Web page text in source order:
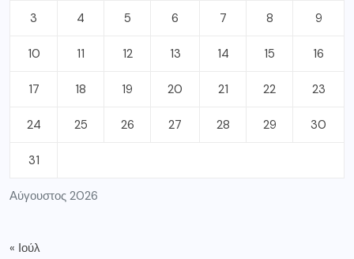
Αύγουστος 2026
3 4 5 6 7 8 9
10 11 12 13 14 15 16
17 18 19 20 21 22 23
24 25 26 27 28 29 30
31
« Ιούλ